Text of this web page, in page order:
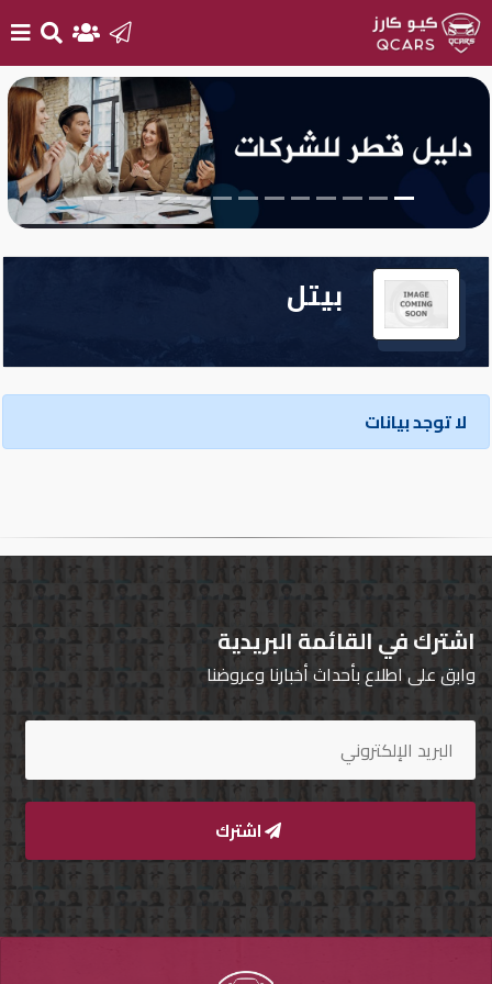
بيع
سيارتك
أحدث
السيارات
سيارات
جديدة
سيارات
تسجيل
الدخول
English
مستثمري
السيارات
الماركات
مطلوب
بيتل
لا توجد بيانات
اشترك في القائمة البريدية
وابق على اطلاع بأحداث أخبارنا وعروضنا
اشترك